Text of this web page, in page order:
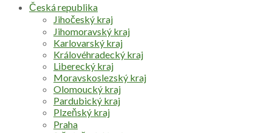
Česká republika
Jihočeský kraj
Jihomoravský kraj
Karlovarský kraj
Královéhradecký kraj
Liberecký kraj
Moravskoslezský kraj
Olomoucký kraj
Pardubický kraj
Plzeňský kraj
Praha